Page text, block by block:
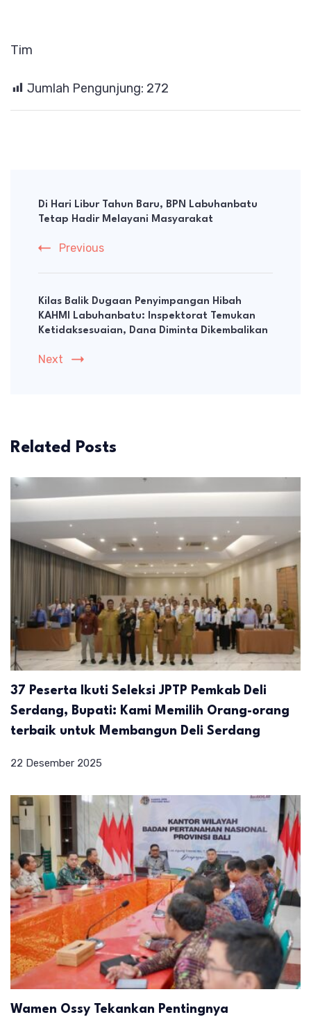
‎Tim
Jumlah Pengunjung: 272
Navigation
Di Hari Libur Tahun Baru, BPN Labuhanbatu
Tetap Hadir Melayani Masyarakat
Previous
Kilas Balik Dugaan Penyimpangan Hibah
KAHMI Labuhanbatu: Inspektorat Temukan
Ketidaksesuaian, Dana Diminta Dikembalikan
Next
Related Posts
37 Peserta Ikuti Seleksi JPTP Pemkab Deli
Serdang, Bupati: Kami Memilih Orang-orang
terbaik untuk Membangun Deli Serdang
22 Desember 2025
Wamen Ossy Tekankan Pentingnya